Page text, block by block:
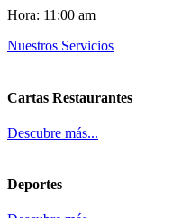
Hora: 11:00 am
Nuestros Servicios
Cartas Restaurantes
Descubre más...
Deportes